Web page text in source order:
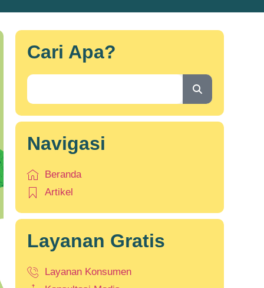
Cari Apa?
Navigasi
Beranda
Artikel
Layanan Gratis
Layanan Konsumen